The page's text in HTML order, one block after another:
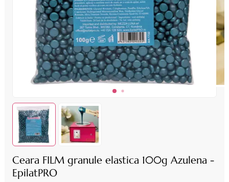
Ceara FILM granule elastica 100g Azulena -
EpilatPRO